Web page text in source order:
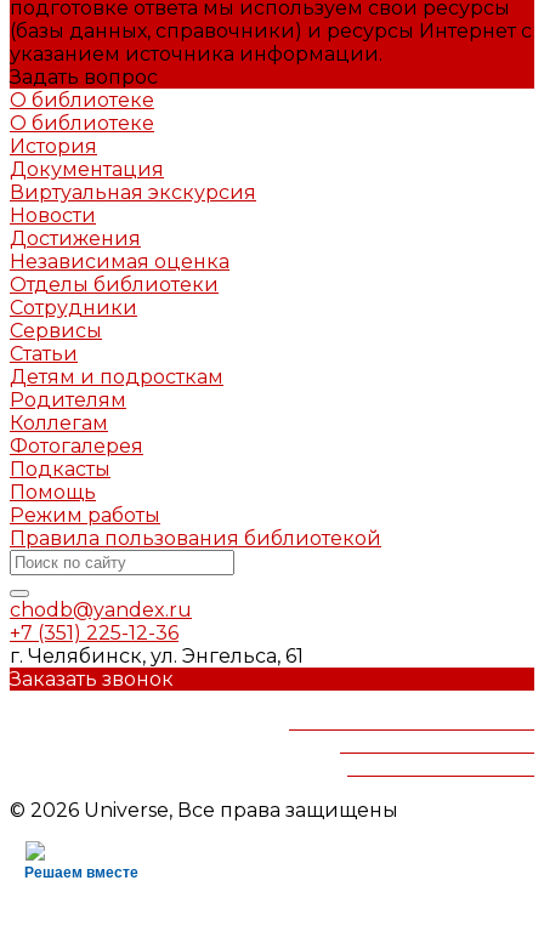
подготовке ответа мы используем свои ресурсы
(базы данных, справочники) и ресурсы Интернет с
указанием источника информации.
Задать вопрос
О библиотеке
О библиотеке
История
Документация
Виртуальная экскурсия
Новости
Достижения
Независимая оценка
Отделы библиотеки
Сотрудники
Сервисы
Статьи
Детям и подросткам
Родителям
Коллегам
Фотогалерея
Подкасты
Помощь
Режим работы
Правила пользования библиотекой
chodb@yandex.ru
+7 (351) 225-12-36
г. Челябинск, ул. Энгельса, 61
Заказать звонок
© 2026 Universe, Все права защищены
Решаем вместе